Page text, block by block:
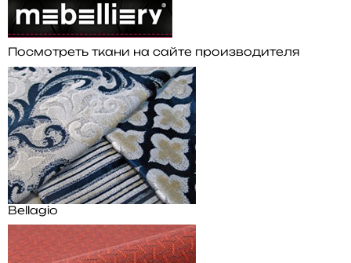
Посмотреть ткани на сайте производителя
Bellagio